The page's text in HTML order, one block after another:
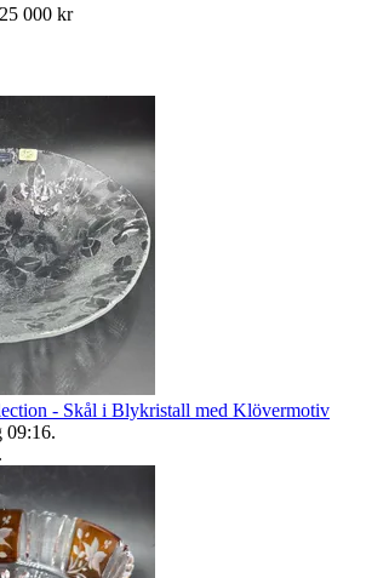
000 kr
- Skål i Blykristall med Klövermotiv
09:16.
.